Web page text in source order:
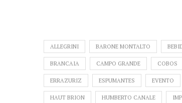
ALLEGRINI BARONE MONTALTO
BRANCAIA CAMPO GRANDE COBOS
ERRAZURIZ ESPUMANTES EVENTO
HAUT BRION HUMBERTO CANALE